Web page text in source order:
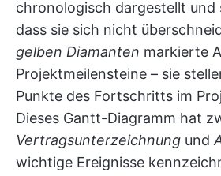
chronologisch dargestellt und
dass sie sich nicht
gelben Diamanten markierte
Projektmeilensteine – sie
Punkte des Fortschritts im
Dieses Gantt-Diagramm hat
Vertragsunterzeichnung und
wichtige Ereignisse